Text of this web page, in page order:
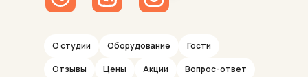
О студии Оборудование
Гости
Отзывы
Цены Акции
Вопрос-ответ